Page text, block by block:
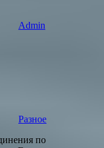
Admin
Разное
по